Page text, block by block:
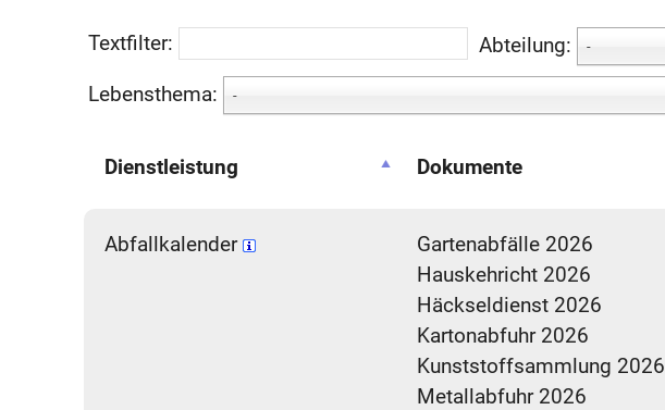
Textfilter: Abteilung: -
Lebensthema: -
Dienstleistung Dokumente
Abfallkalender
Gartenabfälle 2026
Hauskehricht 2026
Häckseldienst 2026
Kartonabfuhr 2026
Kunststoffsammlung 2026
Metallabfuhr 2026